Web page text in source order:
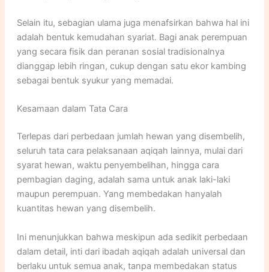
Selain itu, sebagian ulama juga menafsirkan bahwa hal ini
adalah bentuk kemudahan syariat. Bagi anak perempuan
yang secara fisik dan peranan sosial tradisionalnya
dianggap lebih ringan, cukup dengan satu ekor kambing
sebagai bentuk syukur yang memadai.
Kesamaan dalam Tata Cara
Terlepas dari perbedaan jumlah hewan yang disembelih,
seluruh tata cara pelaksanaan aqiqah lainnya, mulai dari
syarat hewan, waktu penyembelihan, hingga cara
pembagian daging, adalah sama untuk anak laki-laki
maupun perempuan. Yang membedakan hanyalah
kuantitas hewan yang disembelih.
Ini menunjukkan bahwa meskipun ada sedikit perbedaan
dalam detail, inti dari ibadah aqiqah adalah universal dan
berlaku untuk semua anak, tanpa membedakan status